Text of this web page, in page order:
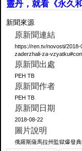
靈丹，就看《永久
新聞來源
原新聞連結
https://ren.tv/novosti/
zaderzhali-za-
原新聞出處
РЕН ТВ
原新聞作者
РЕН ТВ
原新聞日期
2018-08-22
圖片說明
俄羅斯薩馬拉州監獄爆發